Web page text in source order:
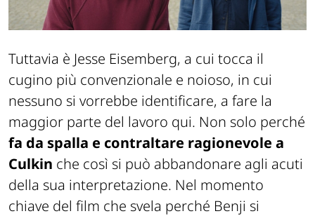
Tuttavia è Jesse Eisemberg, a cui tocca il
cugino più convenzionale e noioso, in cui
nessuno si vorrebbe identificare, a fare la
maggior parte del lavoro qui. Non solo perché
fa da spalla e contraltare ragionevole a
Culkin che così si può abbandonare agli acuti
della sua interpretazione. Nel momento
chiave del film che svela perché Benji si